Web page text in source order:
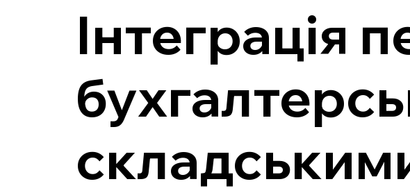
Інтеграція